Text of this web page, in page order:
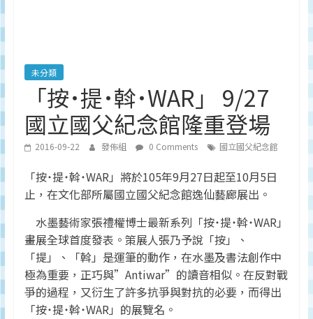
物、
未分類
「按˙提˙斡˙WAR」 9/27
國立國父紀念館隆重登場
2016-09-22 發佈組 0 Comments 國立國父紀念館
「按˙提˙斡˙WAR」將於105年9月27日起至10月5日
止，在文化部所屬國立國父紀念館逸仙藝廊展出。
水墨藝術家張禮權博士最新系列「按˙提˙斡˙WAR」
畫展全球首度發表。策展人張乃予說「按」、
「提」、「斡」是運筆的動作，在水墨及書法創作中
極為重要，正巧與”Antiwar”的讀音相似。在反對戰
爭的過程，又衍生了許多抗爭與對抗的必要，而得出
「按˙提˙斡˙WAR」的展覽名。